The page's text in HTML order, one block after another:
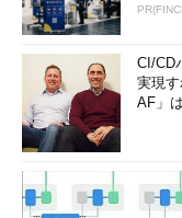
CI/CD
実現
AF」